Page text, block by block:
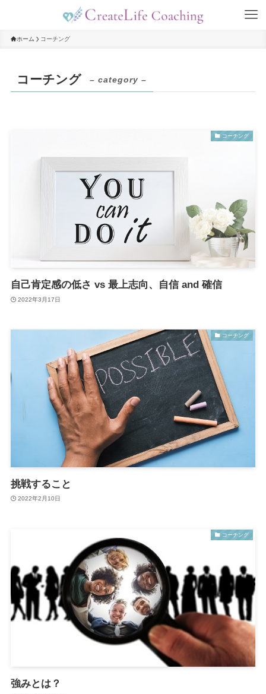
ホーム コーチング
コーチング – category –
コーチング
自己肯定感の低さ vs 最上志向、自信 and 確信
2022年3月17日
コーチング
挑戦すること
2022年2月10日
コーチング
強みとは？